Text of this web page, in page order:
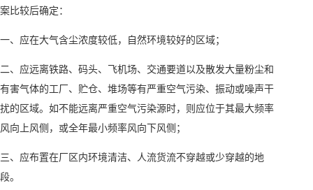
案比较后确定：
一、应在大气含尘浓度较低，自然环境较好的区域；
二、应远离铁路、码头、飞机场、交通要道以及散发大量粉尘和
有害气体的工厂、贮仓、堆场等有严重空气污染、振动或噪声干
扰的区域。如不能远离严重空气污染源时，则应位于其最大频率
风向上风侧，或全年最小频率风向下风侧；
三、应布置在厂区内环境清洁、人流货流不穿越或少穿越的地
段。